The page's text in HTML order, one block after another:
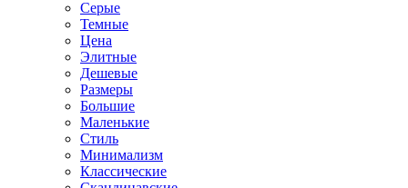
Серые
Темные
Цена
Элитные
Дешевые
Размеры
Большие
Маленькие
Стиль
Минимализм
Классические